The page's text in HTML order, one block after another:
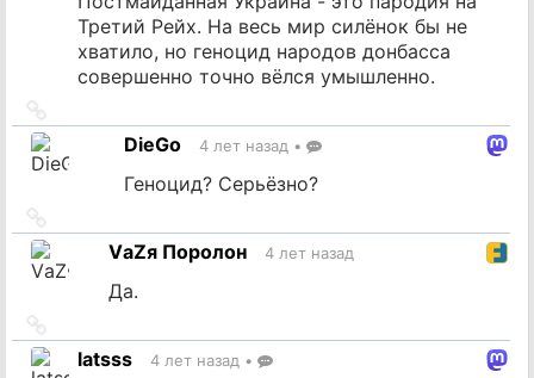
Третий Рейх. На весь мир силёнок бы не
хватило, но геноцид народов донбасса
совершенно точно вёлся умышленно.
на
источник DieGo 4 лет назад •
Геноцид? Серьёзно?
на
источникVаZя Поролон 4 лет назад
Да.
на
источник
latsss 4 лет назад •